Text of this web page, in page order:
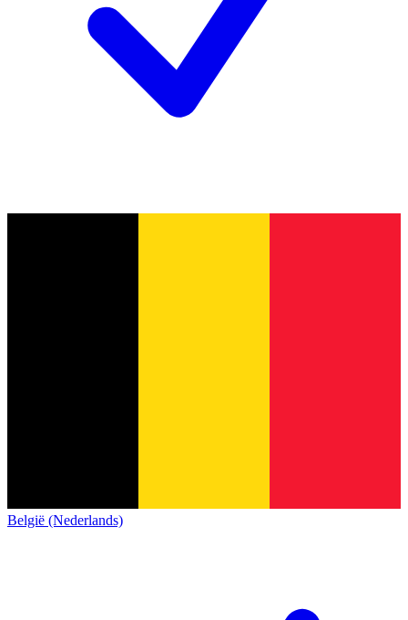
België (Nederlands)